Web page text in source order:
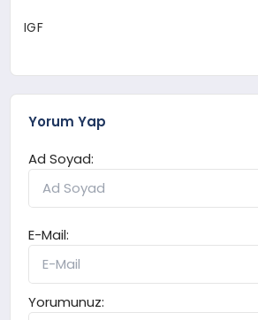
IGF
Yorum Yap
Ad Soyad:
E-Mail:
Yorumunuz: